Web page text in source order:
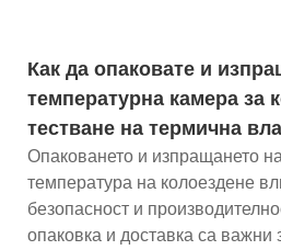
Как да опаковате и
температурна камера за
тестване на термична
Опаковането и изпращането
температура на колоездене
безопасност и
опаковка и доставка са важни